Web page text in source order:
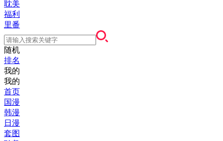
耽美
福利
里番
随机
排名
我的
我的
首页
国漫
韩漫
日漫
套图